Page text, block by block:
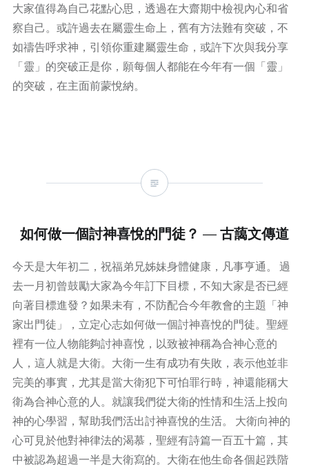
大家值得為自己花點心思，透過在大齋期中檢視內心和省
察自己。或許過去在屬靈生命上，舊有方法難有突破，不
如禱告呼求神，引領你重建屬靈生命，或許下次與我分享
「靈」的突破正是你，願每個人都能在今年有一個「靈」
的突破，在主面前蒙悅納。
如何做一個討神喜悅的門徒？ — 古藹文傳道
今天是大年初二，祝福弟兄姊妹身體健康，凡事亨通。 過
去一月初曾鼓勵大家為今年訂下目標，不知大家是否已經
向著目標進發？如果未有，不防配合今年教會的主題「神
家出門徒」，立定心志如何做一個討神喜悅的門徒。聖經
裡有一位人物能夠討神喜悅，以致被神稱為合神心意的
人，這人就是大衛。大衛一生有成功有失敗，表示他並非
完美的事實，尤其是當大衛犯下可怕罪行時，神還能稱大
衛為合神心意的人。就讓我們從大衛的性情和生活上投向
神的心學習，幫助我們活出討神喜悅的生活。 大衛向神的
心可見於他對神律法的渴慕，聖經有詩篇一百五十篇，其
中被認為超過一半是大衛寫的。大衛在他生命各個起跌階